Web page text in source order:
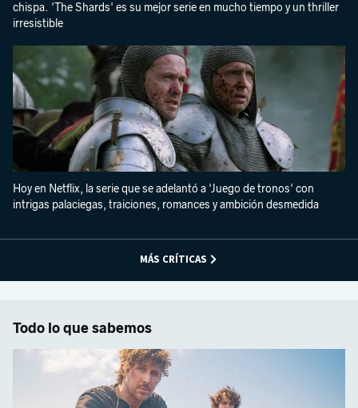
chispa. 'The Shards' es su mejor serie en mucho tiempo y un thriller
irresistible
Hoy en Netflix, la serie que se adelantó a 'Juego de tronos' con
intrigas palaciegas, traiciones, romances y ambición desmedida
MÁS CRÍTICAS
Todo lo que sabemos